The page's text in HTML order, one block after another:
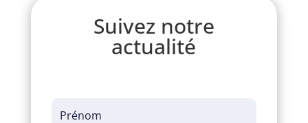
Suivez notre
actualité